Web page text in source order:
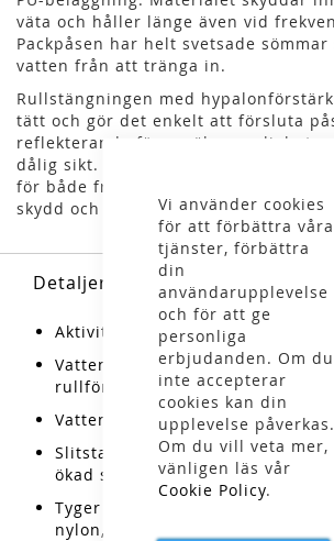
Vi använder cookies
för att förbättra våra
tjänster, förbättra
din
användarupplevelse
och för att ge
personliga
erbjudanden. Om du
inte accepterar
cookies kan din
upplevelse påverkas.
Om du vill veta mer,
vänligen läs vår
Cookie Policy.
väta och håller länge även vid
Packpåsen har helt svetsade
vatten från att tränga in.
Rullstängningen med
tätt och gör det enkelt att försluta
reflekterande färger ökar
dålig sikt. Konstruktionen gör att
för både friluftsliv, båtliv och
skydd och ordning behövs.
Detaljer
Aktiviteter: vandring, vardag
Vattentät med svetsade sömmar
rullförslutning med
Vattenpelare: 10 000 mm
Slitstark, lätt och med
ökad synlighet
Tyger och teknologier:
nylon, PU-beläggning,